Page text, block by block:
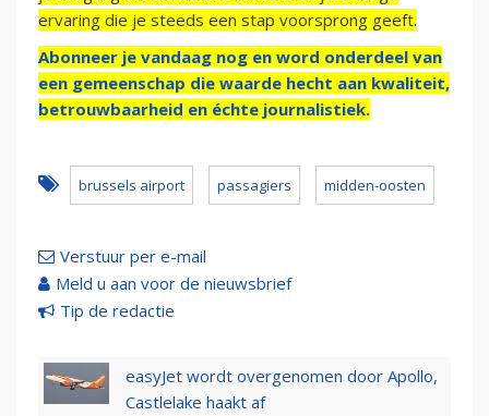
ervaring die je steeds een stap voorsprong geeft.
Abonneer je vandaag nog en word onderdeel van
een gemeenschap die waarde hecht aan kwaliteit,
betrouwbaarheid en échte journalistiek.
brussels airport passagiers midden-oosten
Verstuur per e-mail
Meld u aan voor de nieuwsbrief
Tip de redactie
easyJet wordt overgenomen door Apollo,
Castlelake haakt af